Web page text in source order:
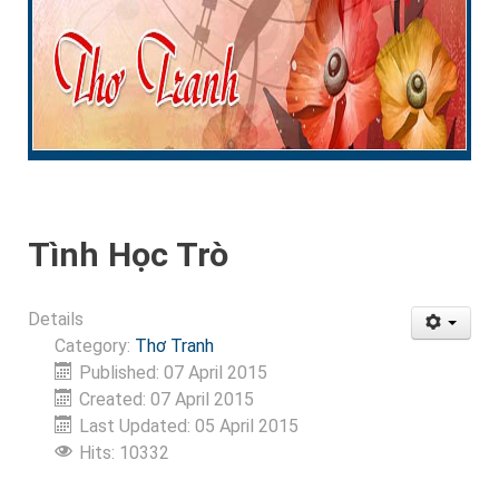
Tình Học Trò
Details
Category: Thơ Tranh
Published: 07 April 2015
Created: 07 April 2015
Last Updated: 05 April 2015
Hits: 10332